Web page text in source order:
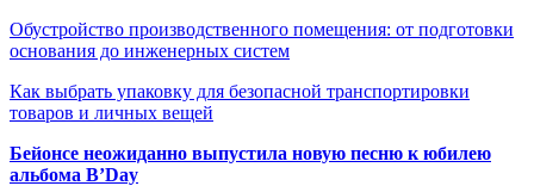
Обустройство производственного помещения: от подготовки
основания до инженерных систем
Как выбрать упаковку для безопасной транспортировки
товаров и личных вещей
Бейонсе неожиданно выпустила новую песню к юбилею
альбома B’Day